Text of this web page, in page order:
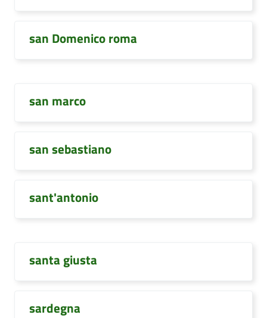
san Domenico roma
san marco
san sebastiano
sant'antonio
santa giusta
sardegna